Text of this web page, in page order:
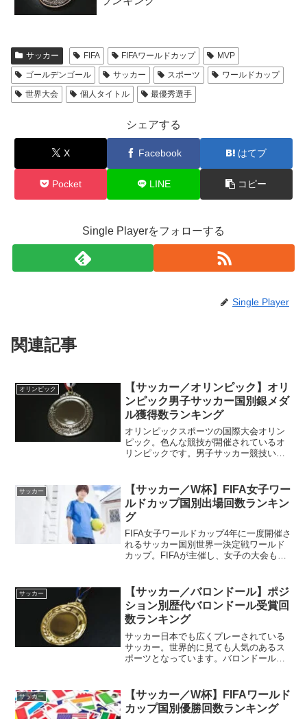
サッカー FIFA FIFAワールドカップ
MVP
ゴールデンゴール
サッカー スポーツ
ワールドカップ
世界大会
個人タイトル 最優秀選手
シェアする
X Facebook はてブ
Pocket LINE コピー
Single Playerをフォローする
Single Player
関連記事
オリンピック
【サッカー／オリンピック】オリ
ンピック男子サッカー国別銀メダ
ル獲得数ランキング
オリンピックスポーツの国際大会オリン
ピック。色んな競技が開催されているオ
リンピックです。男子サッカー競技いろ
ます。球技がたくさん開催されているオ
リンピックですが、その中で...
サッカー
【サッカー／W杯】FIFA女子ワー
ルドカップ国別出場回数ランキン
グ
FIFA女子ワールドカップ4年に一度開催さ
れるサッカー国別世界一決定戦ワールド
カップ。FIFAが主催し、女子の大会も開
れているサッカーの国別世界一決定戦ワ
ールドカップ...
サッカー
【サッカー／バロンドール】ポジ
ション別歴代バロンドール受賞回
数ランキング
サッカー日本でも広くプレーされている
サッカー。世界的に見ても人気のあるス
ポーツとなっています。バロンドールサ
に「バロンドール」があります。これは
毎年選出されている賞となっ...
サッカー
【サッカー／W杯】FIFAワールド
カップ国別優勝回数ランキング